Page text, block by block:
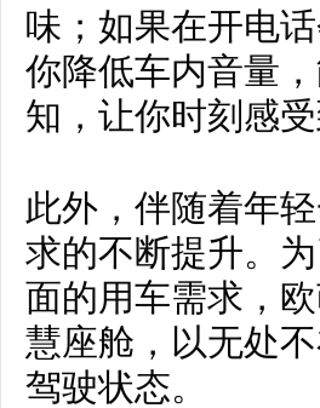
味；如果在开电
你降低车内音量
知，让你时刻感
此外，伴随着年
求的不断提升。
面的用车需求，
慧座舱，以无处
驾驶状态。